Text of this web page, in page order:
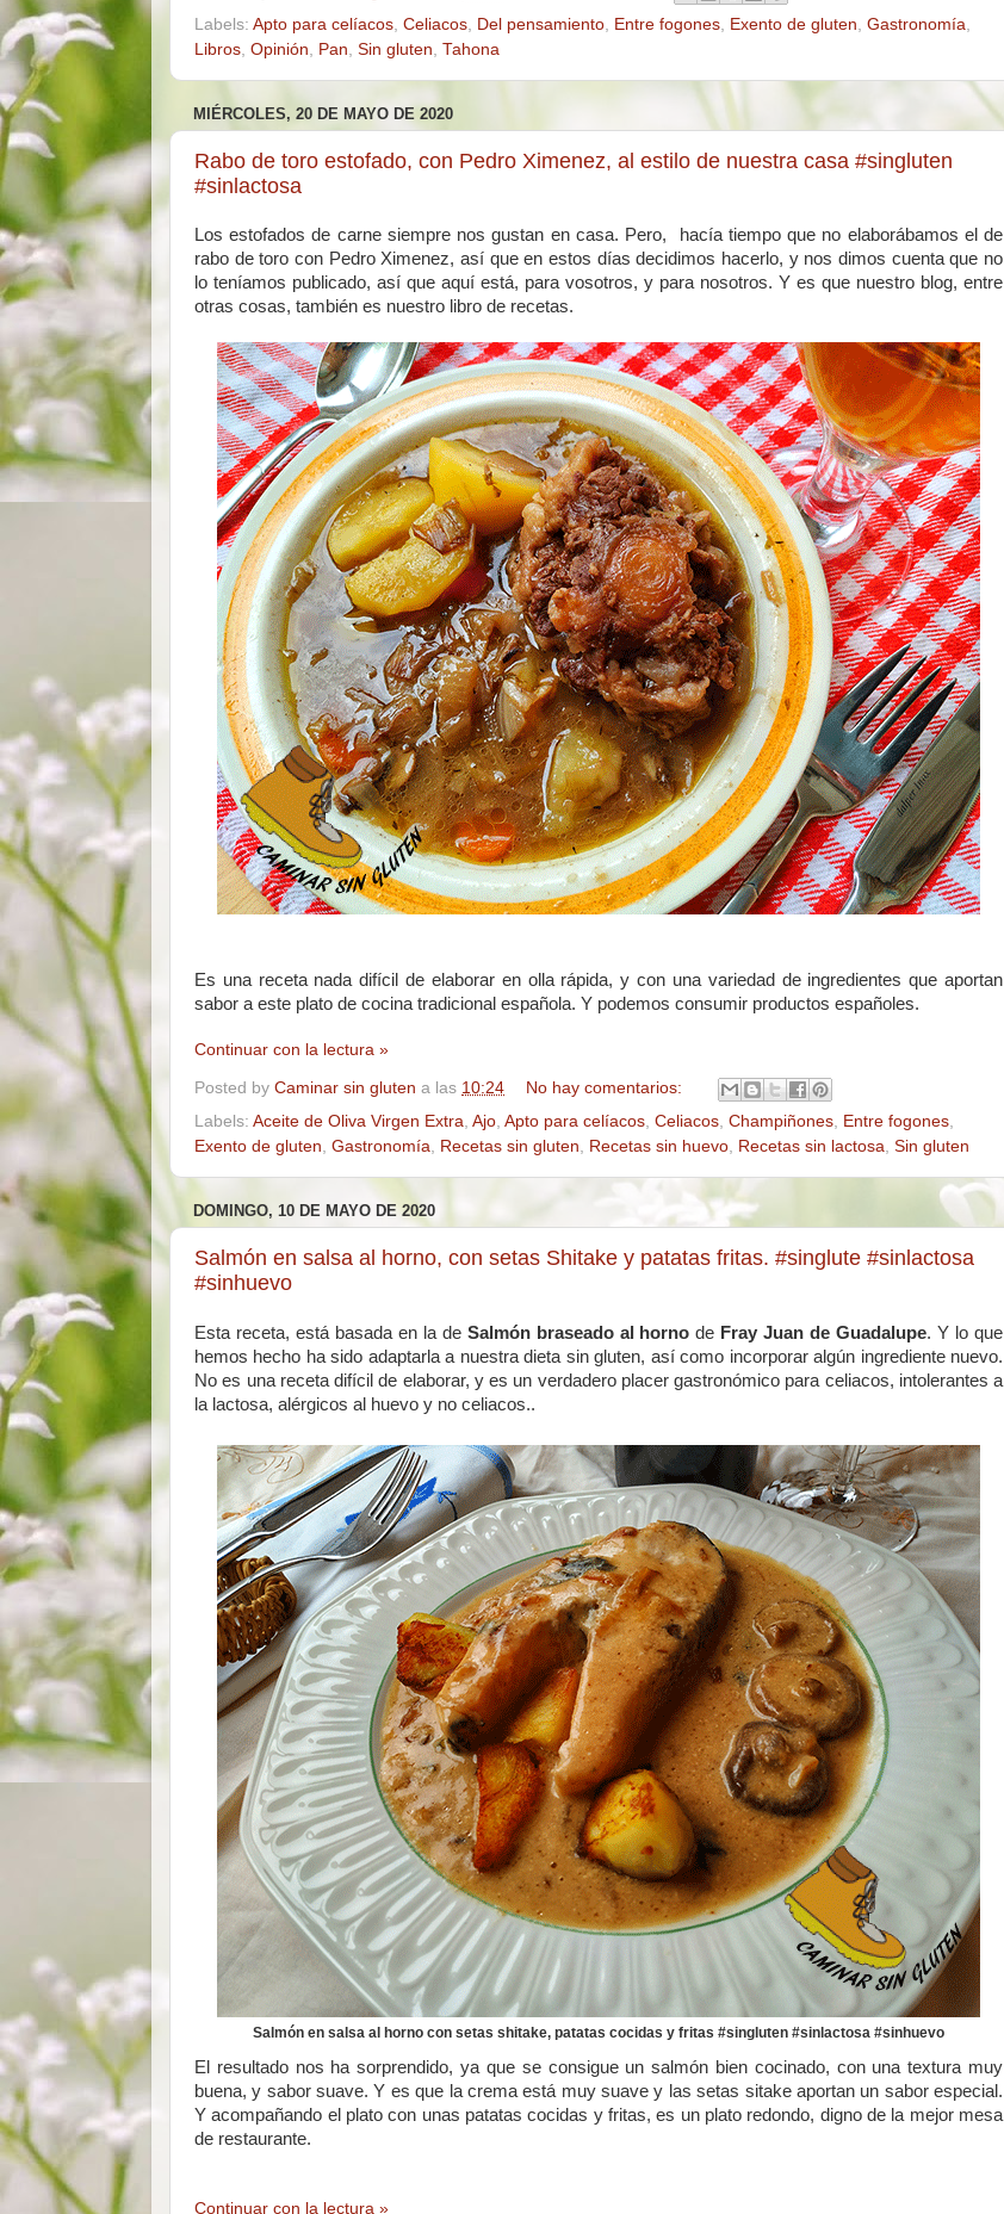
Labels: Apto para celíacos Celiacos Del pensamiento Entre fogones Exento de gluten Gastronomía
Libros Opinión Pan Sin gluten Tahona
MIÉRCOLES, 20 DE MAYO DE 2020
Rabo de toro estofado, con Pedro Ximenez, al estilo de nuestra casa #singluten
#sinlactosa
Los estofados de carne siempre nos gustan en casa. Pero, hacía tiempo que no elaborábamos el de
rabo de toro con Pedro Ximenez, así que en estos días decidimos hacerlo, y nos dimos cuenta que no
lo teníamos publicado, así que aquí está, para vosotros, y para nosotros. Y es que nuestro blog, entre
otras cosas, también es nuestro libro de recetas.
Es una receta nada difícil de elaborar en olla rápida, y con una variedad de ingredientes que aportan
sabor a este plato de cocina tradicional española. Y podemos consumir productos españoles.
Continuar con la lectura »
Posted by Caminar sin gluten a las 10:24
No hay comentarios:
Labels: Aceite de Oliva Virgen Extra Ajo Apto para celíacos Celiacos Champiñones Entre fogones
Exento de gluten Gastronomía Recetas sin gluten Recetas sin huevo Recetas sin lactosa Sin gluten
DOMINGO, 10 DE MAYO DE 2020
Salmón en salsa al horno, con setas Shitake y patatas fritas. #singlute #sinlactosa
#sinhuevo
Esta receta, está basada en la de Salmón braseado al horno de Fray Juan de Guadalupe. Y lo que
hemos hecho ha sido adaptarla a nuestra dieta sin gluten, así como incorporar algún ingrediente nuevo.
No es una receta difícil de elaborar, y es un verdadero placer gastronómico para celiacos, intolerantes a
la lactosa, alérgicos al huevo y no celiacos..
Salmón en salsa al horno con setas shitake, patatas cocidas y fritas #singluten #sinlactosa #sinhuevo
El resultado nos ha sorprendido, ya que se consigue un salmón bien cocinado, con una textura muy
buena, y sabor suave. Y es que la crema está muy suave y las setas sitake aportan un sabor especial.
Y acompañando el plato con unas patatas cocidas y fritas, es un plato redondo, digno de la mejor mesa
de restaurante.
Continuar con la lectura »